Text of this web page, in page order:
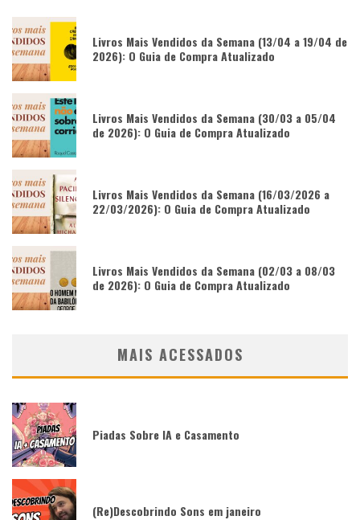
Livros Mais Vendidos da Semana (13/04 a 19/04 de
2026): O Guia de Compra Atualizado
Livros Mais Vendidos da Semana (30/03 a 05/04
de 2026): O Guia de Compra Atualizado
Livros Mais Vendidos da Semana (16/03/2026 a
22/03/2026): O Guia de Compra Atualizado
Livros Mais Vendidos da Semana (02/03 a 08/03
de 2026): O Guia de Compra Atualizado
MAIS ACESSADOS
Piadas Sobre IA e Casamento
(Re)Descobrindo Sons em janeiro